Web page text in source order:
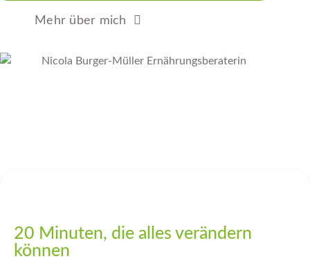
Mehr über mich
20 Minuten, die alles verändern
können